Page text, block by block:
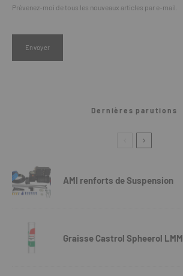
Prévenez-moi de tous les nouveaux articles par e-mail.
Dernières parutions
AMI renforts de Suspension
Graisse Castrol Spheerol LMM